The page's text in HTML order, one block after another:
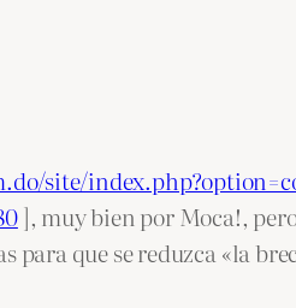
site/
], muy bien por Moca!,
para que se reduzca «la